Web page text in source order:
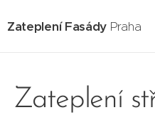
Zateplení Fasády Praha
Zateplení